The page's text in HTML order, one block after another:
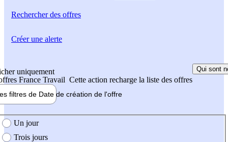
Rechercherdes offres
uniquement
France Travail Cette action recharge la liste des offres
Qui sont
filtres de Date de création de l'offre
création de l'offre
Un jour
Trois jours
Créer une alerte